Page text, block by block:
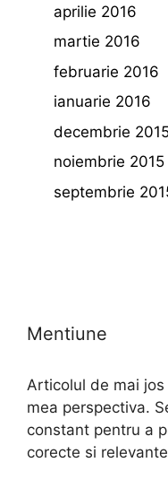
aprilie 2016
martie 2016
februarie 2016
ianuarie 2016
decembrie
noiembrie 2015
septembrie
Mentiune
Articolul de mai
mea perspectiva.
constant pentru a
corecte si